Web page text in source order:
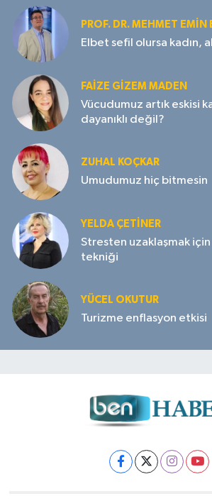
PROF. DR. MEHMET EMIN
Elbet sefil olursa kadın,
FAIZE GIZEM MADEN
Vücudumuz artık eskisi
dayanıklı değil?
ZUHAL KOÇKAR
Umudumuz hiç bitmesin
YELDA ÇETİNER
Stresten uzaklaşmak
tekniği
YÜCEL OKUTUR
Turizme enflasyon etkisi